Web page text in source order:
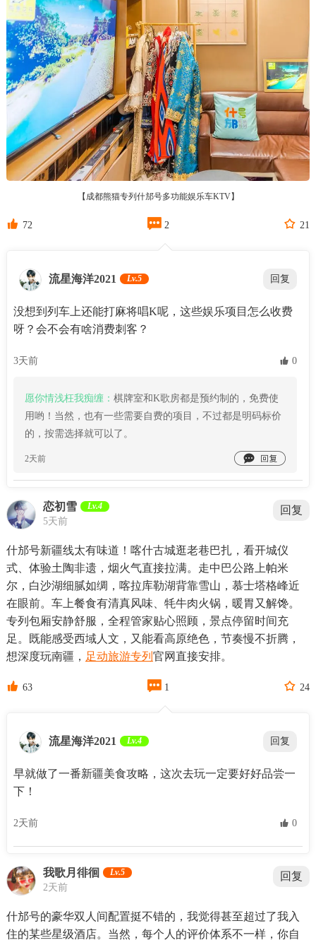
【成都熊猫专列什邡号多功能娱乐车KTV】
 72  2  21
流星海洋2021 Lv.5 回复
没想到列车上还能打麻将唱K呢，这些娱乐项目怎么收费
呀？会不会有啥消费刺客？
3天前  0
愿你情浅枉我痴缠： 棋牌室和K歌房都是预约制的，免费使
用哟！当然，也有一些需要自费的项目，不过都是明码标价
的，按需选择就可以了。
2天前 
恋初雪 Lv.4
5天前
回复
什邡号新疆线太有味道！喀什古城逛老巷巴扎，看开城仪
式、体验土陶非遗，烟火气直接拉满。走中巴公路上帕米
尔，白沙湖细腻如绸，喀拉库勒湖背靠雪山，慕士塔格峰近
在眼前。车上餐食有清真风味、牦牛肉火锅，暖胃又解馋。
专列包厢安静舒服，全程管家贴心照顾，景点停留时间充
足。既能感受西域人文，又能看高原绝色，节奏慢不折腾，
想深度玩南疆， 足动旅游专列 官网直接安排。
 63  1  24
流星海洋2021 Lv.4 回复
早就做了一番新疆美食攻略，这次去玩一定要好好品尝一
下！
2天前  0
我歌月徘徊 Lv.5
2天前
回复
什邡号的豪华双人间配置挺不错的，我觉得甚至超过了我入
住的某些星级酒店。当然，每个人的评价体系不一样，你自